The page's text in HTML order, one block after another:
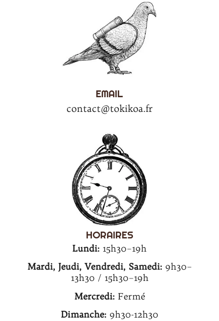
EMAIL
contact@tokikoa.fr
HORAIRES
Lundi: 15h30–19h
Mardi, Jeudi, Vendredi, Samedi: 9h30–
13h30 / 15h30–19h
Mercredi: Fermé
Dimanche: 9h30-12h30